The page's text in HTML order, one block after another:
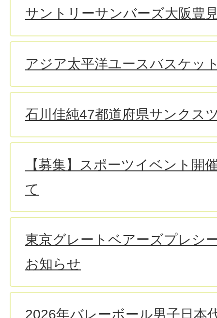
サントリーサンバーズ大阪豊
アジア太平洋ユースバスケッ
石川佳純47都道府県サンクス
【募集】スポーツイベント開
て
東京グレートベアーズプレシ
お知らせ
2026年バレーボール男子日本